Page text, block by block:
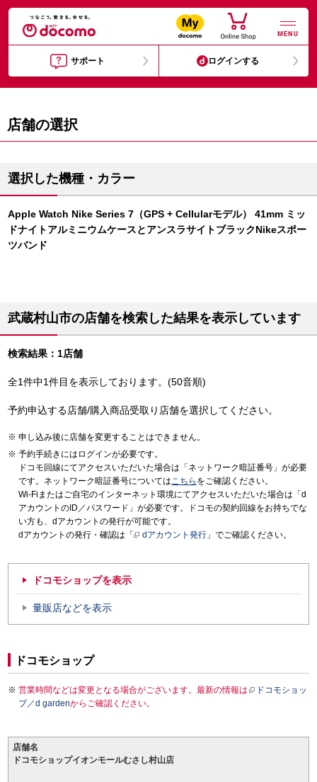
MENU
サポート ログインする
店舗の選択
選択した機種・カラー
Apple Watch Nike Series 7（GPS + Cellularモデル） 41mm ミッ
ドナイトアルミニウムケースとアンスラサイトブラックNikeスポー
ツバンド
武蔵村山市の店舗を検索した結果を表示しています
検索結果：1店舗
全1件中1件目を表示しております。(50音順)
予約申込する店舗/購入商品受取り店舗を選択してください。
申し込み後に店舗を変更することはできません。
予約手続きにはログインが必要です。
ドコモ回線にてアクセスいただいた場合は「ネットワーク暗証番号」が必要
です。ネットワーク暗証番号についてはこちら をご確認ください。
Wi-Fiまたはご自宅のインターネット環境にてアクセスいただいた場合は「d
アカウントのID／パスワード」が必要です。ドコモの契約回線をお持ちでな
い方も、dアカウントの発行が可能です。
dアカウントの発行・確認は「
dアカウント発行 」でご確認ください。
ドコモショップを表示
量販店などを表示
ドコモショップ
営業時間などは変更となる場合がございます。最新の情報は
ドコモショッ
プ／d gardenからご確認ください。
店舗名
ドコモショップイオンモールむさし村山店